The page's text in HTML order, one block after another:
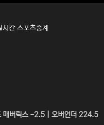
간 스포츠중계
버릭스 -2.5 | 오버언더 224.5